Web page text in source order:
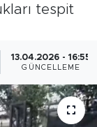
tespit
13.04.2026 - 16:55
GÜNCELLEME